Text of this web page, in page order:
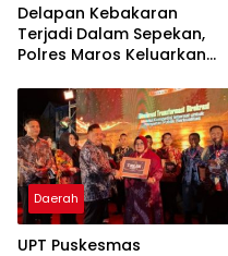
Delapan Kebakaran
Terjadi Dalam Sepekan,
Polres Maros Keluarkan
Masyarakat
Daerah
UPT Puskesmas